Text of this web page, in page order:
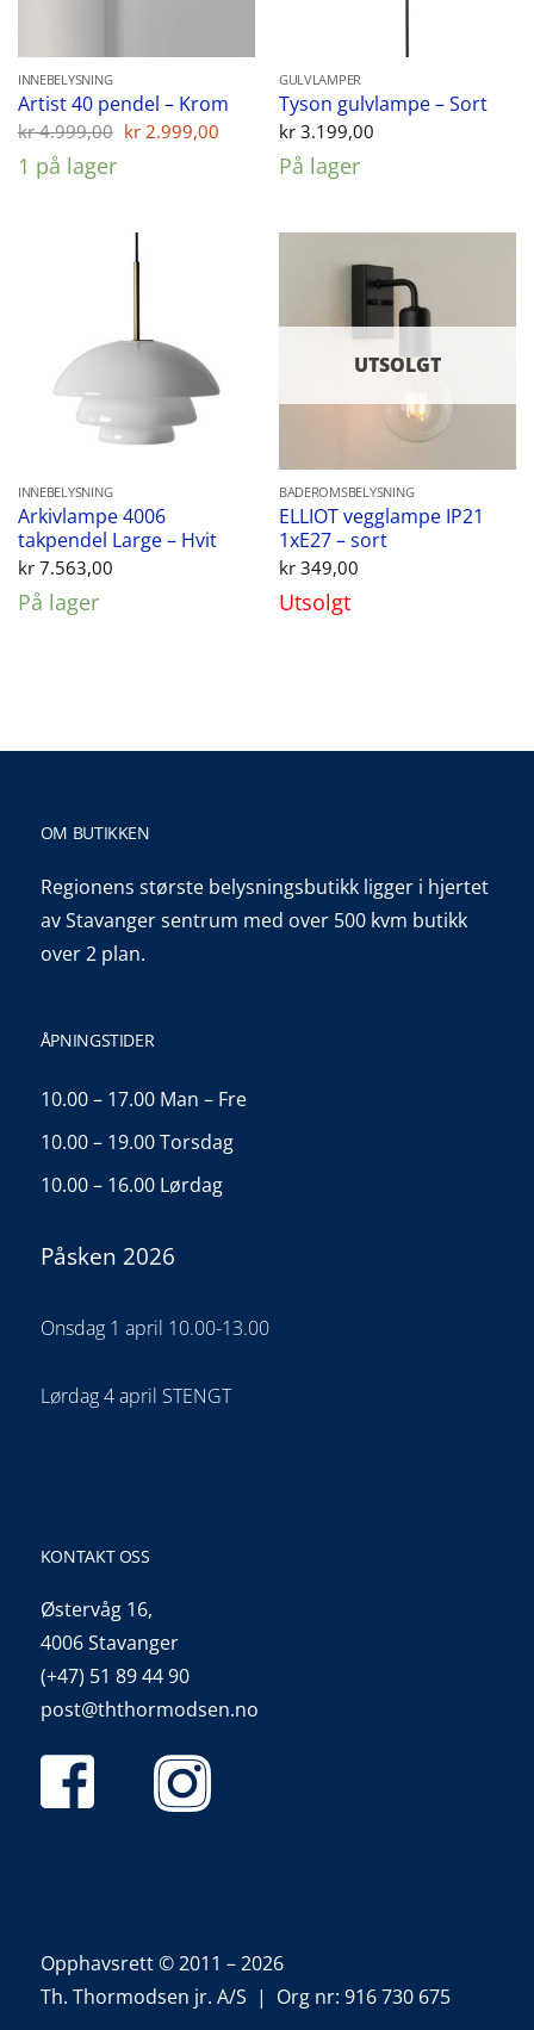
INNEBELYSNING
Artist 40 pendel – Krom
kr4.999,00 Opprinnelig
kr 2.999,00 Nåværende
1 på lager
GULVLAMPER
Tyson gulvlampe – Sort
kr3.199,00
På lager
INNEBELYSNING
Arkivlampe 4006
takpendel Large – Hvit
kr7.563,00
På lager
UTSOLGT
BADEROMSBELYSNING
ELLIOT vegglampe IP21
1xE27 – sort
kr349,00
Utsolgt
OM BUTIKKEN
Regionens største belysningsbutikk ligger i hjertet
av Stavanger sentrum med over 500 kvm butikk
over 2 plan.
ÅPNINGSTIDER
10.00 – 17.00 Man – Fre
10.00 – 19.00 Torsdag
10.00 – 16.00 Lørdag
Påsken 2026
Onsdag 1 april 10.00-13.00
Lørdag 4 april STENGT
KONTAKT OSS
Østervåg 16,
4006 Stavanger
(+47) 51 89 44 90
post@ththormodsen.no
Opphavsrett © 2011 – 2026
Th. Thormodsen jr. A/S | Org nr: 916 730 675